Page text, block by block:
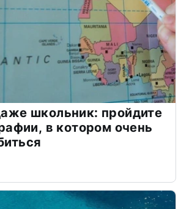
школьник: пройдите
в котором очень